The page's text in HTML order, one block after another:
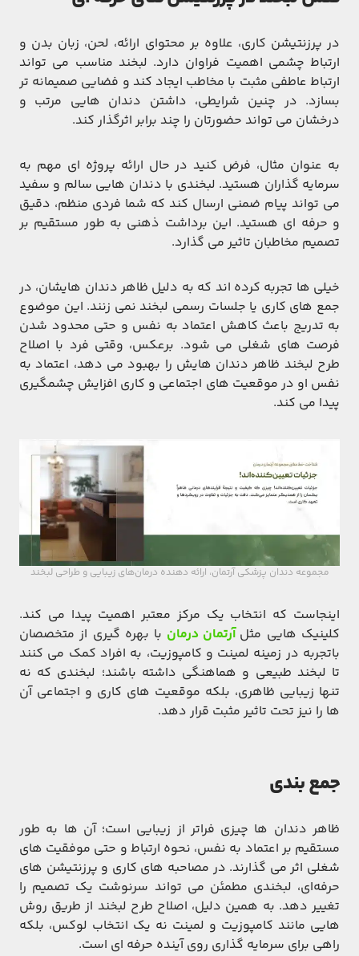
در پرزنتیشن کاری، علاوه بر محتوای ارائه، لحن، زبان بدن و
ارتباط چشمی اهمیت فراوان دارد. لبخند مناسب می ‌تواند
ارتباط عاطفی مثبت با مخاطب ایجاد کند و فضایی صمیمانه ‌تر
بسازد. در چنین شرایطی، داشتن دندان ‌هایی مرتب و
درخشان می ‌تواند حضورتان را چند برابر اثرگذار کند.
به‌ عنوان مثال، فرض کنید در حال ارائه پروژه‌ ای مهم به
سرمایه‌ گذاران هستید. لبخندی با دندان‌ هایی سالم و سفید
می ‌تواند پیام ضمنی ارسال کند که شما فردی منظم، دقیق
و حرفه ‌ای هستید. این برداشت ذهنی به ‌طور مستقیم بر
تصمیم مخاطبان تاثیر می‌ گذارد.
خیلی‌ ها تجربه کرده‌ اند که به دلیل ظاهر دندان‌ هایشان، در
جمع‌ های کاری یا جلسات رسمی لبخند نمی ‌زنند. این موضوع
به‌ تدریج باعث کاهش اعتماد به ‌نفس و حتی محدود شدن
فرصت ‌های شغلی می‌ شود. برعکس، وقتی فرد با اصلاح
طرح لبخند ظاهر دندان‌ هایش را بهبود می‌ دهد، اعتماد به
‌نفس او در موقعیت ‌های اجتماعی و کاری افزایش چشمگیری
پیدا می ‌کند.
مجموعه دندان پزشکی آرتمان، ارائه دهنده درمان‌های زیبایی و طراحی لبخند
اینجاست که انتخاب یک مرکز معتبر اهمیت پیدا می ‌کند.
کلینیک ‌هایی مثلآرتمان درمان با بهره‌ گیری از متخصصان
باتجربه در زمینه لمینت و کامپوزیت، به افراد کمک می‌ کنند
تا لبخند طبیعی و هماهنگی داشته باشند؛ لبخندی که نه
‌تنها زیبایی ظاهری، بلکه موقعیت ‌های کاری و اجتماعی آن
‌ها را نیز تحت تاثیر مثبت قرار دهد.
جمع ‌بندی
ظاهر دندان ‌ها چیزی فراتر از زیبایی است؛ آن‌ ها به ‌طور
مستقیم بر اعتماد به ‌نفس، نحوه ارتباط و حتی موفقیت ‌های
شغلی اثر می‌ گذارند. در مصاحبه ‌های کاری و پرزنتیشن ‌های
حرفه‌ای، لبخندی مطمئن می‌ تواند سرنوشت یک تصمیم را
تغییر دهد. به همین دلیل، اصلاح طرح لبخند از طریق روش
‌هایی مانند کامپوزیت و لمینت نه یک انتخاب لوکس، بلکه
راهی برای سرمایه‌ گذاری روی آینده حرفه ‌ای است.